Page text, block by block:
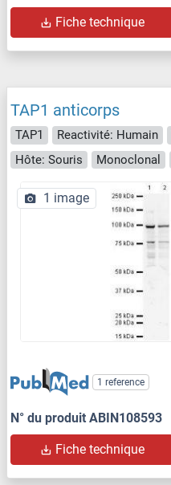
Fiche technique
TAP1 anticorps
TAP1 Reactivité: Humain
Hôte: Souris
Monoclonal
1 image
1 reference
N° du produit ABIN108593
Fiche technique